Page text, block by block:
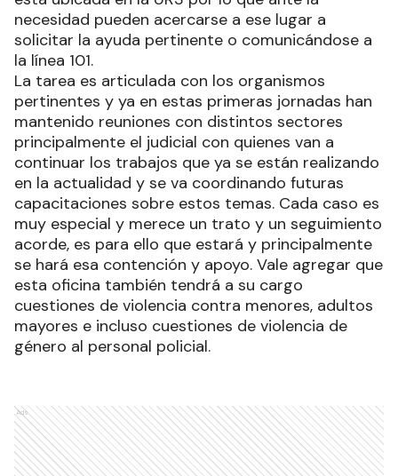
necesidad pueden acercarse a ese lugar a
solicitar la ayuda pertinente o comunicándose a
la línea 101.
La tarea es articulada con los organismos
pertinentes y ya en estas primeras jornadas han
mantenido reuniones con distintos sectores
principalmente el judicial con quienes van a
continuar los trabajos que ya se están realizando
en la actualidad y se va coordinando futuras
capacitaciones sobre estos temas. Cada caso es
muy especial y merece un trato y un seguimiento
acorde, es para ello que estará y principalmente
se hará esa contención y apoyo. Vale agregar que
esta oficina también tendrá a su cargo
cuestiones de violencia contra menores, adultos
mayores e incluso cuestiones de violencia de
género al personal policial.
Ads